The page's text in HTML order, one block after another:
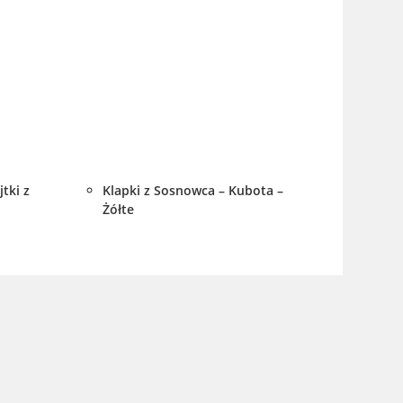
z
Klapki z Sosnowca – Kubota –
Żółte